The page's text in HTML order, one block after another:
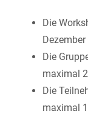
Die
Die
maximal
Die
maximal